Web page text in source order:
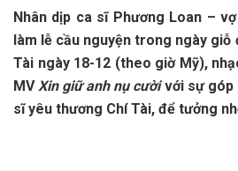
Nhân dịp ca sĩ Phương Loan –
làm lễ cầu nguyện trong ngày giỗ
Tài ngày 18-12 (theo giờ Mỹ),
MV Xin giữ anh nụ cườivới sự góp
sĩ yêu thương Chí Tài, để tưởng